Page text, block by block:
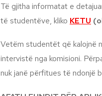
Të gjitha informatat e
të studentëve, kliko KETU
Vetëm studentët që kalojnë
intervistë nga komisioni.
nuk janë përfitues të ndonjë